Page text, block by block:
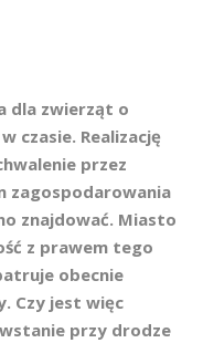
dla zwierząt o
czasie. Realizację
przez
zagospodarowania
znajdować. Miasto
z prawem tego
obecnie
Czy jest więc
przy drodze